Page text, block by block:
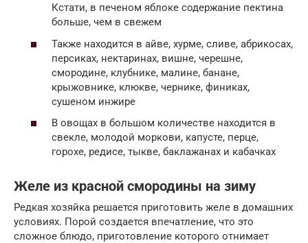
Кстати, в печеном яблоке содержание пектина
больше, чем в свежем
Также находится в айве, хурме, сливе, абрикосах,
персиках, нектаринах, вишне, черешне,
смородине, клубнике, малине, банане,
крыжовнике, клюкве, чернике, финиках,
сушеном инжире
В овощах в большом количестве находится в
свекле, молодой моркови, капусте, перце,
горохе, редисе, тыкве, баклажанах и кабачках
Желе из красной смородины на зиму
Редкая хозяйка решается приготовить желе в домашних
условиях. Порой создается впечатление, что это
сложное блюдо, приготовление которого отнимает